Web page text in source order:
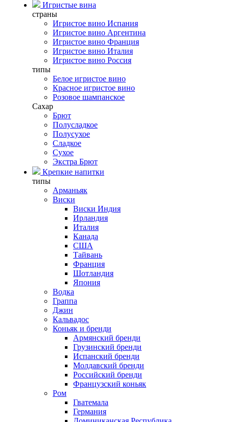
Игристые вина
страны
Игристое вино Испания
Игристое вино Аргентина
Игристое вино Франция
Игристое вино Италия
Игристое вино Россия
типы
Белое игристое вино
Красное игристое вино
Розовое шампанское
Сахар
Брют
Полусладкое
Полусухое
Сладкое
Сухое
Экстра Брют
Крепкие напитки
типы
Арманьяк
Виски
Виски Индия
Ирландия
Италия
Канада
США
Тайвань
Франция
Шотландия
Япония
Водка
Граппа
Джин
Кальвадос
Коньяк и бренди
Армянский бренди
Грузинский бренди
Испанский бренди
Молдавский бренди
Российский бренди
Французский коньяк
Ром
Гватемала
Германия